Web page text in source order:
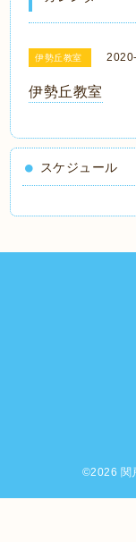
伊勢丘教室
伊勢丘教室
スケジュール
©2026 関